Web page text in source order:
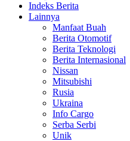
Indeks Berita
Lainnya
Manfaat Buah
Berita Otomotif
Berita Teknologi
Berita Internasional
Nissan
Mitsubishi
Rusia
Ukraina
Info Cargo
Serba Serbi
Unik